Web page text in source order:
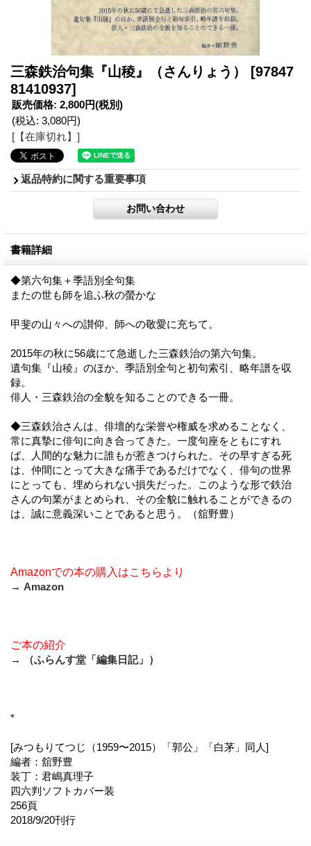
三森鉄治句集『山稜』（さんりょう）
[97847
81410937]
販売価格: 2,800円(税別)
(税込: 3,080円)
[【在庫切れ】]
返品特約に関する重要事項
書籍詳細
◆第六句集＋季語別全句集
またの世も師を追ふ秋の螢かな
甲斐の山々への讃仰、師への敬愛に充ちて。
2015年の秋に56歳にて急逝した三森鉄治の第六句集。
遺句集『山稜』のほか、季語別全句と初句索引、略年譜を収
録。
俳人・三森鉄治の全貌を知ることのできる一冊。
◆三森鉄治さんは、俳壇的な栄誉や権威を求めることなく、
常に真摯に俳句に向き合ってきた。一度句座をともにすれ
ば、人間的な魅力に誰もが惹きつけられた。その早すぎる死
は、仲間にとって大きな痛手であるだけでなく、俳句の世界
にとっても、埋められない損失だった。このような形で鉄治
さんの句業がまとめられ、その全貌に触れることができるの
は、誠に意義深いことであると思う。（舘野豊）
Amazonでの本の購入はこちらより
→ Amazon
ご本の紹介
→
（ふらんす堂「編集日記」）
*
[みつもりてつじ（1959〜2015）「郭公」「白茅」同人]
編者：舘野豊
装丁：君嶋真理子
四六判ソフトカバー装
256頁
2018/9/20刊行